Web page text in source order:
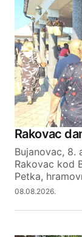
Rakovac
Bujanovac, 8.
Rakovac kod
Petka,
08.08.2026.